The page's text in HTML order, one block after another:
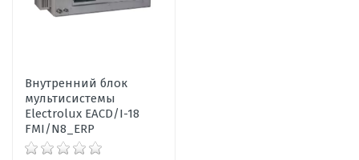
Внутренний блок
мультисистемы
Electrolux EACD/I-18
FMI/N8_ERP